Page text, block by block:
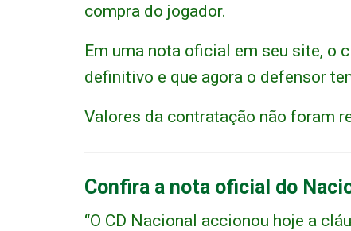
compra do jogador.
Em uma nota oficial em seu site, o
definitivo e que agora o defensor
Valores da contratação não foram
Confira a nota oficial do
“O CD Nacional accionou hoje a